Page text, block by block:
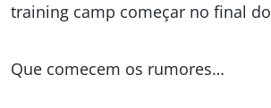
training camp começar no final
Que comecem os rumores…